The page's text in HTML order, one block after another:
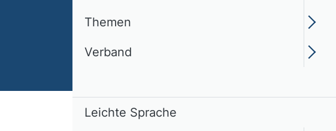
Themen
Verband
Leichte Sprache